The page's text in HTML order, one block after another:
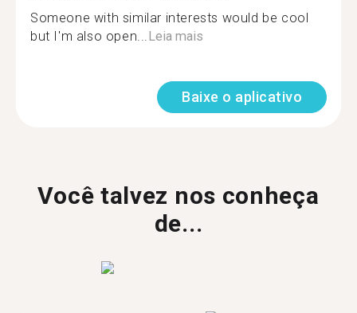
Someone with similar interests would be cool
but I'm also open...Leia mais
Baixe o aplicativo
Você talvez nos conheça
de...